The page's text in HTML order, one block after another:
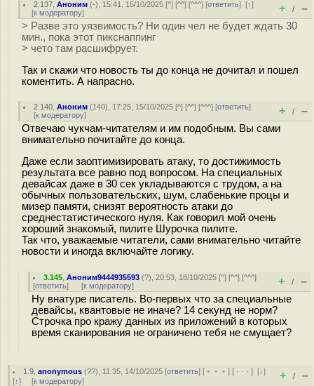
2.137 ,Аноним (-), 15:41, 15/10/2025 [^] [^^] [^^^] [ответить][↑]
[к модератору] + / –
> Разве это уязвимость? Ни один чел не будет ждать 30
мин., пока этот пикснаппинг
> чето там расшифрует.
Так и скажи что новость ты до конца не дочитал и пошел
коментить. А напрасно.
2.140 ,Аноним (140), 17:25, 15/10/2025 [^] [^^] [^^^] [ответить]
[к модератору] + / –
Отвечаю чукчам-читателям и им подобным. Вы сами
внимательно почитайте до конца.
Даже если заоптимизировать атаку, то достижимость
результата все равно под вопросом. На специальных
девайсах даже в 30 сек укладываются с трудом, а на
обычных пользовательских, шум, слабенькие процы и
мизер памяти, снизят вероятность атаки до
среднестатистического нуля. Как говорил мой очень
хороший знакомый, пилите Шурочка пилите.
Так что, уважаемые читатели, сами внимательно читайте
новости и иногда включайте логику.
3.145 ,Аноним9444935593 (?), 20:53, 18/10/2025 [^] [^^] [^^^]
[ответить] [к модератору] + / –
Ну внатуре писатель. Во-первых что за специальные
девайсы, квантовые не иначе? 14 секунд не норм?
Строчка про кражу данных из приложений в которых
время сканирования не ограничено тебя не смущает?
1.9 ,anonymous (??), 11:35, 14/10/2025 [ответить] [ ﹢﹢﹢] [ · · ·][↓]
[↑] [к модератору] + / –